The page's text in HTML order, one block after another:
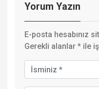
Yorum Yazın
E-posta hesabınız
Gerekli alanlar * ile